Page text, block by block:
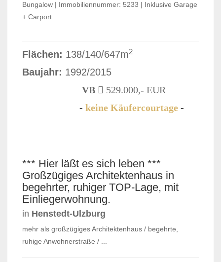
Bungalow | Immobiliennummer: 5233 | Inklusive Garage
+ Carport
Flächen: 138/140/647m2
Baujahr: 1992/2015
VB
529.000,- EUR
- keine Käufercourtage -
*** Hier läßt es sich leben ***
Großzügiges Architektenhaus in
begehrter, ruhiger TOP-Lage, mit
Einliegerwohnung.
in Henstedt-Ulzburg
mehr als großzügiges Architektenhaus / begehrte,
ruhige Anwohnerstraße / ...